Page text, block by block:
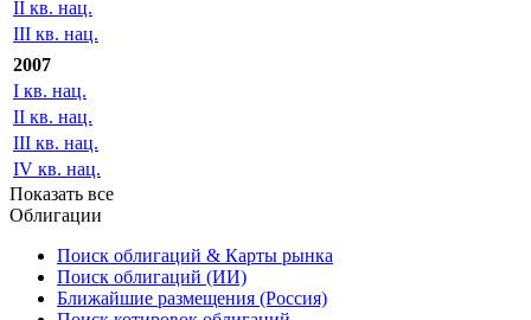
2008
I кв. нац.
II кв. нац.
III кв. нац.
2007
I кв. нац.
II кв. нац.
III кв. нац.
IV кв. нац.
Показать все
Облигации